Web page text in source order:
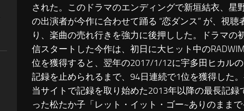
された。このドラマのエンディングで新垣結衣、星
の出演者が今作に合わせて踊る “恋ダンス” が、視
り、楽曲の売れ行きを強力に後押しした。ドラマの
信スタートした今作は、初日に大ヒット中の
位を獲得すると、翌年の2017/1/12に宇多田ヒカルの
記録を止められるまで、94日連続で1位を獲得した
当サイトで記録を取り始めた2013年以降の最長記
った松たか子「レット・イット・ゴー~ありのまま